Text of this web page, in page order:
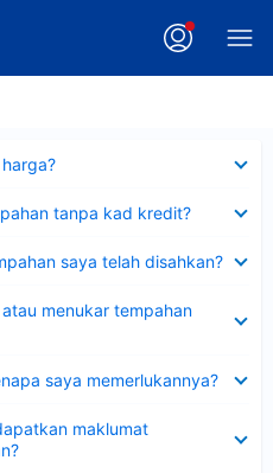
tanpa kad kredit?
saya telah disahkan?
menukar tempahan
saya memerlukannya?
maklumat